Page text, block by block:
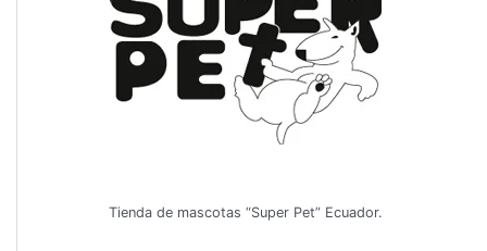
Tienda de mascotas “Super Pet” Ecuador.